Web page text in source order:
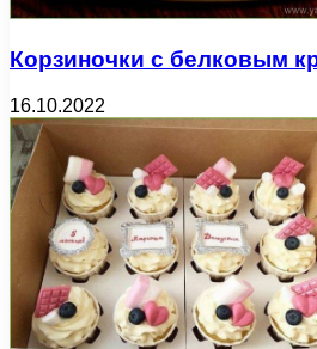
Корзиночки с белковым
16.10.2022